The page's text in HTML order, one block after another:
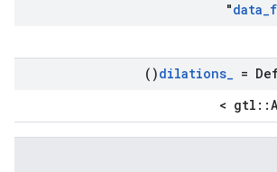
data_
dilations_ =
)